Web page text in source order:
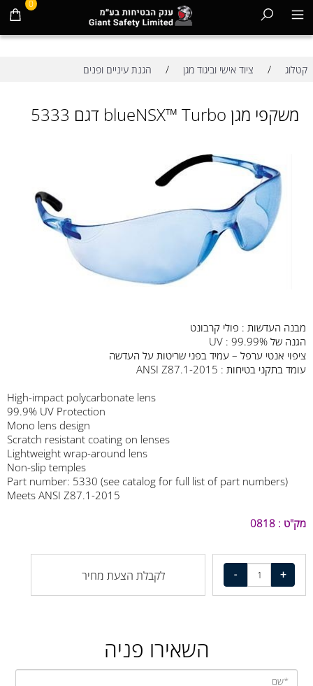
0
קטלוג / ציוד אישי וביגוד מגן / הגנת עיניים ופנים
משקפי מגן blueNSX™ Turbo דגם 5333
מבנה העדשות : פולי קרבונט
הגנה של
UV : 99.99%
ציפוי אנטי ערפל – עמיד בפני שריטות על העדשה
עומד בתקני בטיחות : ANSI Z87.1-2015
High-impact polycarbonate lens
99.9% UV Protection
Mono lens design
Scratch resistant coating on lenses
Lightweight wrap-around lens
Non-slip temples
Part number: 5330 (see catalog for full list of part numbers)
Meets ANSI Z87.1-2015
מק"ט : 0818
לקבלת הצעת מחיר
השאירו פניה